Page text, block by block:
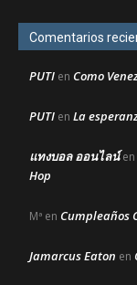
Comentarios
PUTI en Como
PUTI en La
แทงบอล ออนไลน์en
Hop
Mª en Cumpleaños
Jamarcus Eaton en